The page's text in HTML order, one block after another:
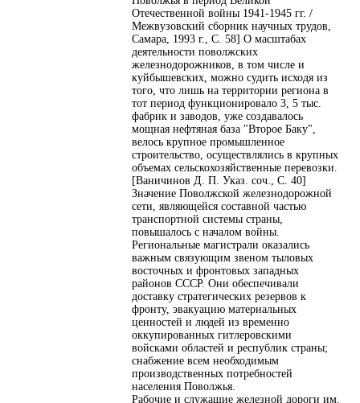
Отечественной войны 1941-1945 гг. /
Межвузовский сборник научных трудов,
Самара, 1993 г., С. 58] О масштабах
деятельности поволжских
железнодорожников, в том числе и
куйбышевских, можно судить исходя из
того, что лишь на территории региона в
тот период функционировало 3, 5 тыс.
фабрик и заводов, уже создавалось
мощная нефтяная база "Второе Баку",
велось крупное промышленное
строительство, осуществлялись в крупных
объемах сельскохозяйственные перевозки.
[Ваничинов Д. П. Указ. соч., С. 40]
Значение Поволжской железнодорожной
сети, являющейся составной частью
транспортной системы страны,
повышалось с началом войны.
Региональные магистрали оказались
важным связующим звеном тыловых
восточных и фронтовых западных
районов СССР. Они обеспечивали
доставку стратегических резервов к
фронту, эвакуацию материальных
ценностей и людей из временно
оккупированных гитлеровскими
войсками областей и республик страны;
снабжение всем необходимым
производственных потребностей
населения Поволжья.
Рабочие и служащие железной дороги им.